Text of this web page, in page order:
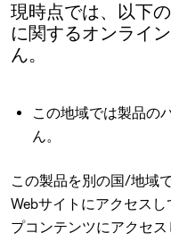
現時点では、以下
に関するオンライ
ん。
この地域では製品の
ん。
この製品を別の国/地域
Webサイトにアクセス
プコンテンツにアクセス